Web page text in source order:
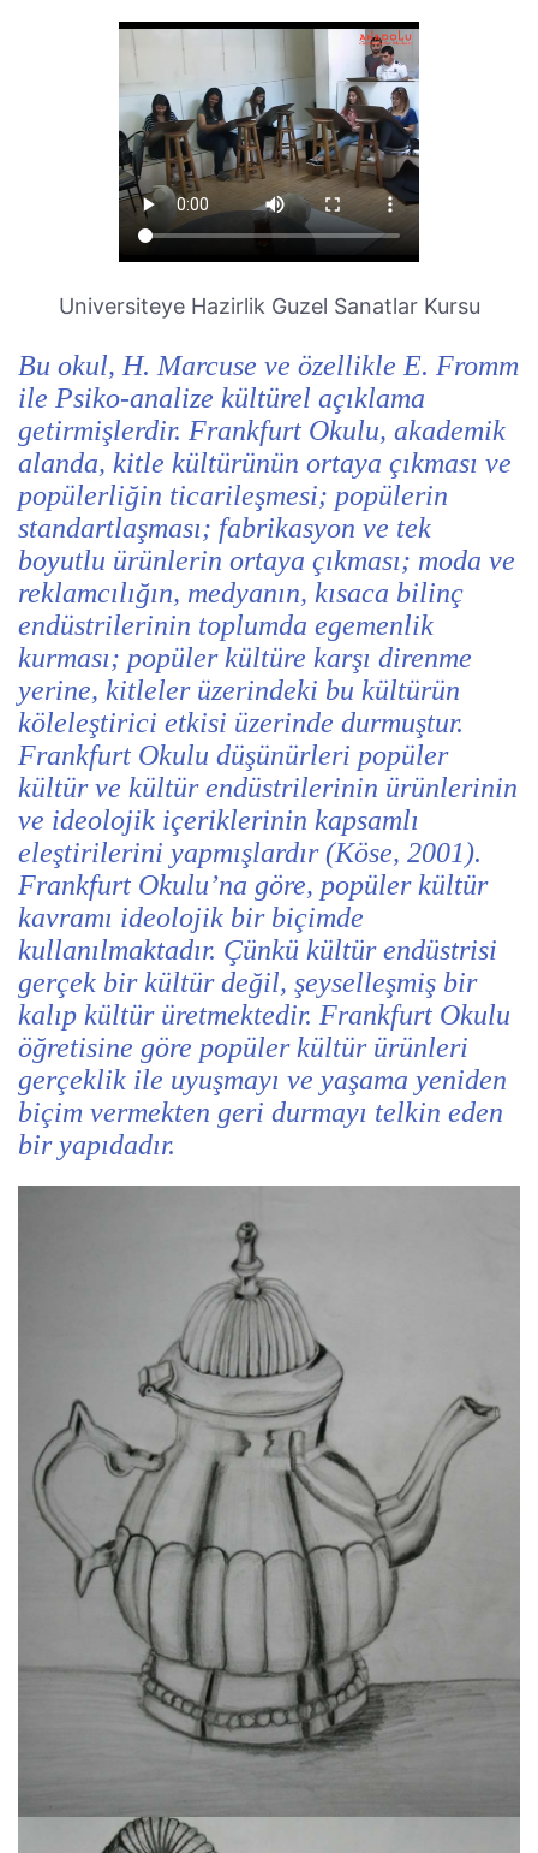
Universiteye Hazirlik Guzel Sanatlar Kursu
Bu okul, H. Marcuse ve özellikle E. Fromm
ile Psiko-analize kültürel açıklama
getirmişlerdir. Frankfurt Okulu, akademik
alanda, kitle kültürünün ortaya çıkması ve
popülerliğin ticarileşmesi; popülerin
standartlaşması; fabrikasyon ve tek
boyutlu ürünlerin ortaya çıkması; moda ve
reklamcılığın, medyanın, kısaca bilinç
endüstrilerinin toplumda egemenlik
kurması; popüler kültüre karşı direnme
yerine, kitleler üzerindeki bu kültürün
köleleştirici etkisi üzerinde durmuştur.
Frankfurt Okulu düşünürleri popüler
kültür ve kültür endüstrilerinin ürünlerinin
ve ideolojik içeriklerinin kapsamlı
eleştirilerini yapmışlardır (Köse, 2001).
Frankfurt Okulu’na göre, popüler kültür
kavramı ideolojik bir biçimde
kullanılmaktadır. Çünkü kültür endüstrisi
gerçek bir kültür değil, şeyselleşmiş bir
kalıp kültür üretmektedir. Frankfurt Okulu
öğretisine göre popüler kültür ürünleri
gerçeklik ile uyuşmayı ve yaşama yeniden
biçim vermekten geri durmayı telkin eden
bir yapıdadır.